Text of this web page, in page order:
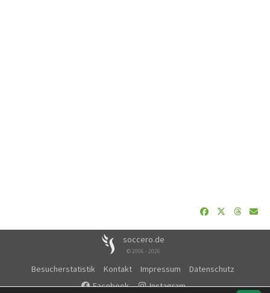
soccero.de
© 2006 - 2026
Besucherstatistik Kontakt Impressum
Datenschutz
Facebook
Instagram